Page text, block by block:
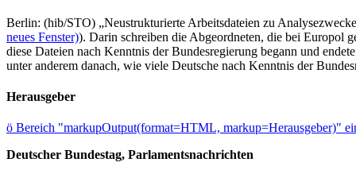
Berlin: (hib/STO) „Neustrukturierte Arbeitsdateien zu
neues Fenster)). Darin schreiben die Abgeordneten, die bei Europol
diese Dateien nach Kenntnis der Bundesregierung begann und
unter anderem danach, wie viele Deutsche nach Kenntnis der
Herausgeber
ö Bereich "markupOutput(format=HTML, markup=Herausgeber)"
Deutscher Bundestag, Parlamentsnachrichten